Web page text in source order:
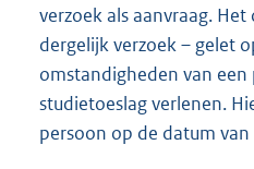
verzoek als aanvraag.
dergelijk verzoek – gelet
omstandigheden van
studietoeslag verlenen.
persoon op de datum van